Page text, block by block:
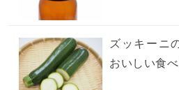
ズッキーニ
おいしい食